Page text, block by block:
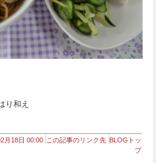
り和え
月18日 00:00 この記事のリンク先 BLOGトッ
プ